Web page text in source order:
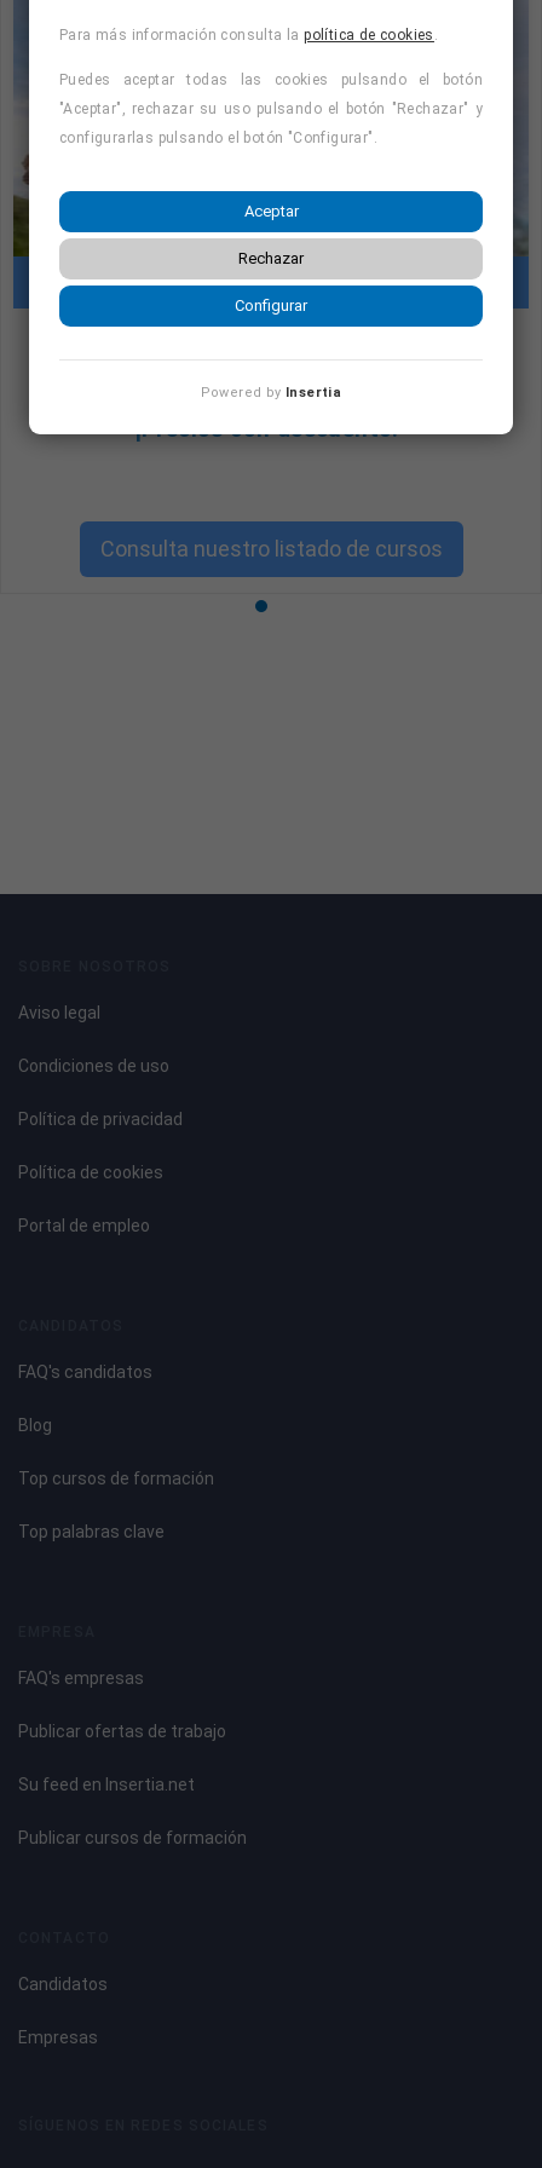
Ofrecemos:
- Posibilidad de desarrollo profesional.
- Formación continua.
- Formación en Aefa-Les Mills (Body Pump, Body Combat,
- Experiencia demostrada impartiendo clases colectivas.
Cursos con prácticas en empresas
"Cursos con prácticas en empresas:
consulta la oferta formativa disponible.
¡Precios con descuento!"
Consulta nuestro listado de cursos
Aviso legal
Condiciones de uso
Política de privacidad
Política de cookies
Portal de empleo
FAQ's candidatos
Blog
Top cursos de formación
Top palabras clave
FAQ's empresas
Publicar ofertas de trabajo
Su feed en Insertia.net
Publicar cursos de formación
Candidatos
Empresas
Para más información consulta lapolítica de cookies .
Puedes aceptar todas las cookies pulsando el botón
"Aceptar", rechazar su uso pulsando el botón "Rechazar" y
configurarlas pulsando el botón "Configurar".
Aceptar
Rechazar
Configurar
Powered by Insertia